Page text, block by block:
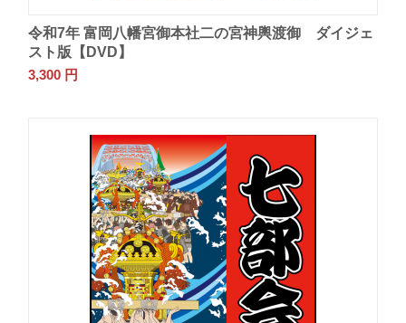
令和7年 富岡八幡宮御本社二の宮神輿渡御 ダイジェ
スト版【DVD】
3,300 円